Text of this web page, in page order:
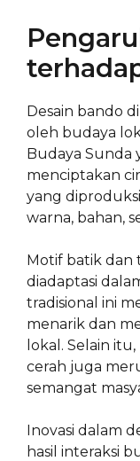
Desain bando
oleh budaya
Budaya Sunda
menciptakan
yang
warna, bahan,
Motif batik dan
diadaptasi
tradisional ini
menarik dan
lokal. Selain
cerah juga
semangat
Inovasi dalam
hasil interaksi